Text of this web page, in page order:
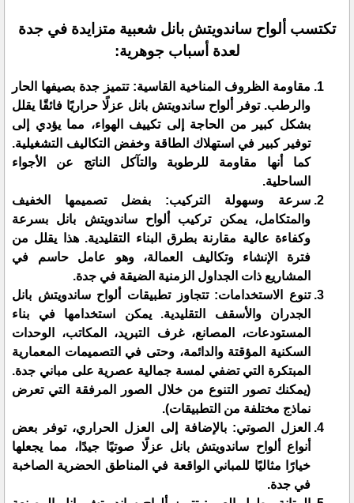
تكتسب ألواح ساندويتش بانل شعبية متزايدة في جدة
لعدة أسباب جوهرية:
مقاومة الظروف المناخية القاسية: تتميز جدة بصيفها الحار
والرطب. توفر ألواح ساندويتش بانل عزلًا حراريًا فائقًا يقلل
بشكل كبير من الحاجة إلى تكييف الهواء، مما يؤدي إلى
توفير كبير في استهلاك الطاقة وخفض التكاليف التشغيلية.
كما أنها مقاومة للرطوبة والتآكل الناتج عن الأجواء
الساحلية.
سرعة وسهولة التركيب: بفضل تصميمها الخفيف
والمتكامل، يمكن تركيب ألواح ساندويتش بانل بسرعة
وكفاءة عالية مقارنة بطرق البناء التقليدية. هذا يقلل من
فترة الإنشاء وتكاليف العمالة، وهو عامل حاسم في
المشاريع ذات الجداول الزمنية الضيقة في جدة.
تنوع الاستخدامات: تتجاوز تطبيقات ألواح ساندويتش بانل
الجدران والأسقف التقليدية. يمكن استخدامها في بناء
المستودعات، المصانع، غرف التبريد، المكاتب، الوحدات
السكنية المؤقتة والدائمة، وحتى في التصميمات المعمارية
المبتكرة التي تضفي لمسة جمالية عصرية على مباني جدة.
(يمكنك تصور التنوع من خلال الصور المرفقة التي تعرض
نماذج مختلفة من التطبيقات).
العزل الصوتي: بالإضافة إلى العزل الحراري، توفر بعض
أنواع ألواح ساندويتش بانل عزلًا صوتيًا جيدًا، مما يجعلها
خيارًا مثاليًا للمباني الواقعة في المناطق الحضرية الصاخبة
في جدة.